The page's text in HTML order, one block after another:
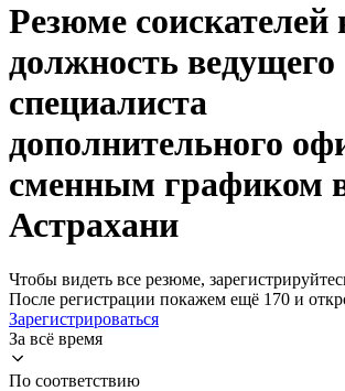
Резюме соискателей
должность ведущего
специалиста
дополнительного
сменным графиком
Астрахани
Чтобы видеть все резюме,
После регистрации покажем ещё 170 и
Зарегистрироваться
За всё время
По соответствию